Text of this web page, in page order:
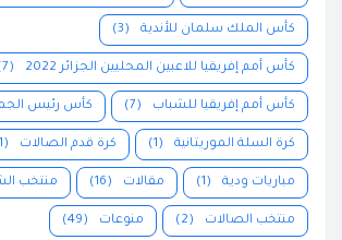
كأس الملك سلمان للأندية (3)
كأس أمم إفريقيا للاعبين المحليين الجزائر 2022 (7)
كأس أمم إفريقيا للشباب (7) كأس رئيس
كرة السلة الموريتانية (1) كرة قدم الصالات (1)
مباريات ودية (1) مقالات (16) منتخب
منتخب الصالات (2) منوعات (49)